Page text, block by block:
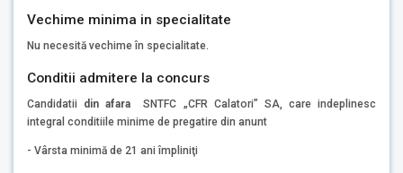
Vechime minima in specialitate
Nu necesită vechime în specialitate.
Conditii admitere la concurs
Candidatii din afara SNTFC „CFR Calatori” SA, care indeplinesc
integral conditiile minime de pregatire din anunt
- Vârsta minimă de 21 ani împliniţi